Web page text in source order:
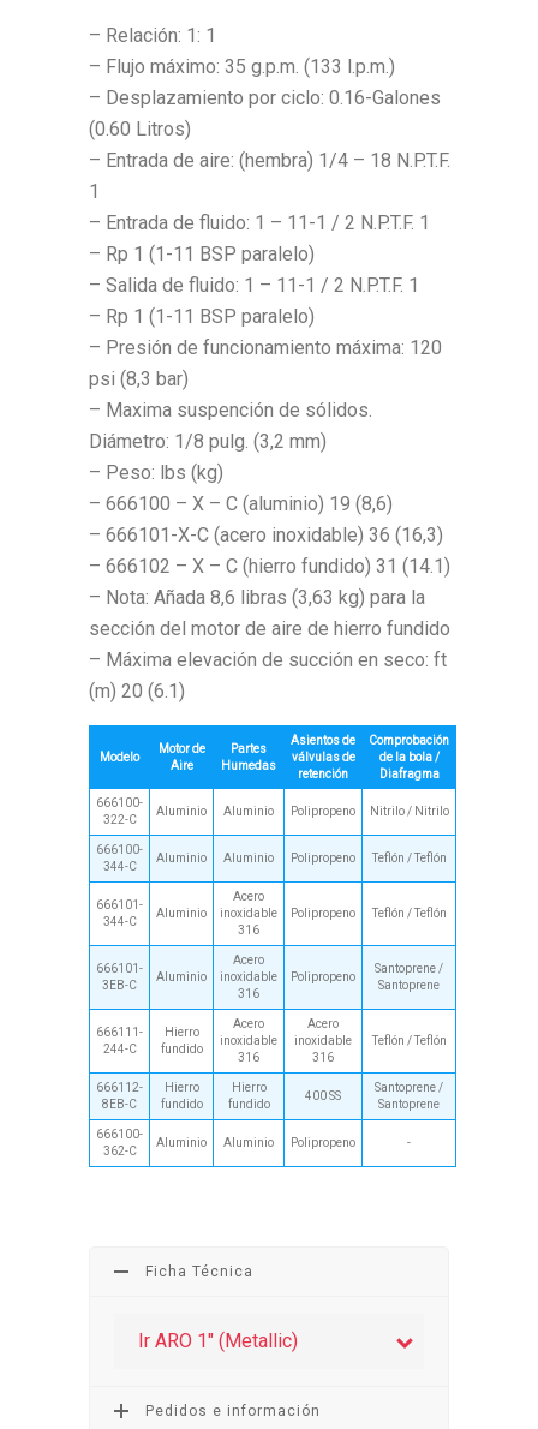
– Relación: 1: 1
– Flujo máximo: 35 g.p.m. (133 l.p.m.)
– Desplazamiento por ciclo: 0.16-Galones
(0.60 Litros)
– Entrada de aire: (hembra) 1/4 – 18 N.P.T.F.
1
– Entrada de fluido: 1 – 11-1 / 2 N.P.T.F. 1
– Rp 1 (1-11 BSP paralelo)
– Salida de fluido: 1 – 11-1 / 2 N.P.T.F. 1
– Rp 1 (1-11 BSP paralelo)
– Presión de funcionamiento máxima: 120
psi (8,3 bar)
– Maxima suspención de sólidos.
Diámetro: 1/8 pulg. (3,2 mm)
– Peso: lbs (kg)
– 666100 – X – C (aluminio) 19 (8,6)
– 666101-X-C (acero inoxidable) 36 (16,3)
– 666102 – X – C (hierro fundido) 31 (14.1)
– Nota: Añada 8,6 libras (3,63 kg) para la
sección del motor de aire de hierro fundido
– Máxima elevación de succión en seco: ft
(m) 20 (6.1)
Modelo
Motor de
Aire
Partes
Humedas
Asientos de
válvulas de
retención
Comprobación
de la bola /
Diafragma
666100-
322-C
Aluminio Aluminio Polipropeno Nitrilo / Nitrilo
666100-
344-C
Aluminio Aluminio Polipropeno Teflón / Teflón
666101-
344-C
Aluminio
Acero
inoxidable
316
Polipropeno Teflón / Teflón
666101-
3EB-C
Aluminio
Acero
inoxidable
316
Polipropeno
Santoprene /
Santoprene
666111-
244-C
Hierro
fundido
Acero
inoxidable
316
Acero
inoxidable
316
Teflón / Teflón
666112-
8EB-C
Hierro
fundido
Hierro
fundido
400 SS
Santoprene /
Santoprene
666100-
362-C
Aluminio Aluminio Polipropeno -
Ficha Técnica
Ir ARO 1″ (Metallic)
Pedidos e información